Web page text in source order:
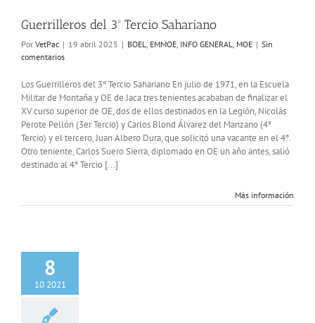
Guerrilleros del 3º Tercio Sahariano
Por VetPac | 19 abril 2025 | BOEL, EMMOE, INFO GENERAL, MOE | Sin
comentarios
Los Guerrilleros del 3º Tercio Sahariano En julio de 1971, en la Escuela
Militar de Montaña y OE de Jaca tres tenientes acababan de finalizar el
XV curso superior de OE, dos de ellos destinados en la Legión, Nicolás
Perote Pellón (3er Tercio) y Carlos Blond Álvarez del Manzano (4º
Tercio) y el tercero, Juan Albero Dura, que solicitó una vacante en el 4º.
Otro teniente, Carlos Suero Sierra, diplomado en OE un año antes, salió
destinado al 4º Tercio [...]
Más información
8
10 2021
Evasión,